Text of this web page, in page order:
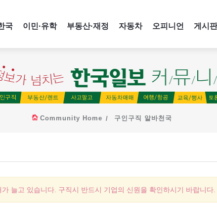
국 이민·유학 부동산·재정 자동차 오피니언 게시판
Community Home 구인구직 알바천국
늘고 있습니다. 구직시 반드시 기업의 신원을 확인하시기 바랍니다.